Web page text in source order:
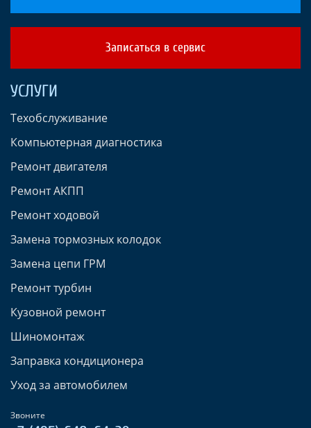
Записаться в сервис
УСЛУГИ
Техобслуживание
Компьютерная диагностика
Ремонт двигателя
Ремонт АКПП
Ремонт ходовой
Замена тормозных колодок
Замена цепи ГРМ
Ремонт турбин
Кузовной ремонт
Шиномонтаж
Заправка кондиционера
Уход за автомобилем
Звоните